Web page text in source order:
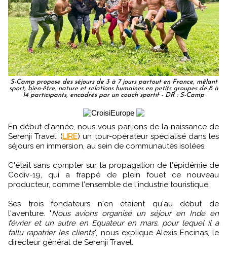
S-Camp propose des séjours de 3 à 7 jours partout en France, mêlant
sport, bien-être, nature et relations humaines en petits groupes de 8 à
14 participants, encadrés par un coach sportif - DR : S-Camp
En début d'année, nous vous parlions de la naissance de
Serenji Travel, (LIRE) un tour-opérateur spécialisé dans les
séjours en immersion, au sein de communautés isolées.
C'était sans compter sur la propagation de l'épidémie de
Codiv-19, qui a frappé de plein fouet ce nouveau
producteur, comme l'ensemble de l'industrie touristique.
Ses trois fondateurs n'en étaient qu'au début de
l'aventure. "Nous avions organisé un séjour en Inde en
février et un autre en Equateur en mars, pour lequel il a
fallu rapatrier les clients", nous explique Alexis Encinas, le
directeur général de Serenji Travel.